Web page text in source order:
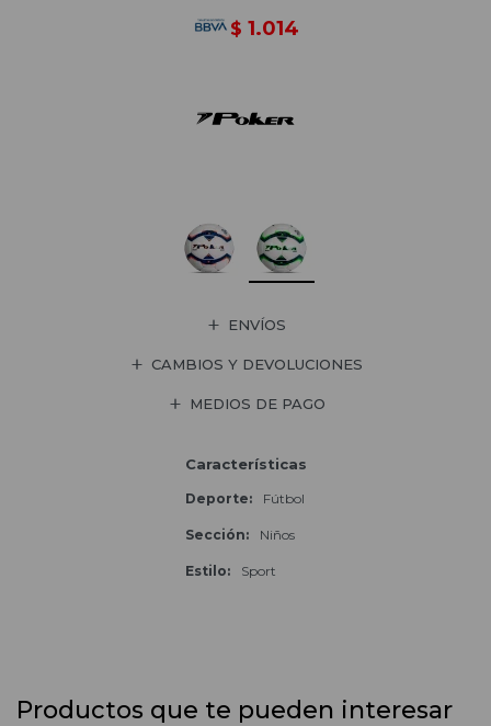
$ 1.014
ENVÍOS
CAMBIOS Y DEVOLUCIONES
MEDIOS DE PAGO
Características
Deporte Fútbol
Sección Niños
Estilo Sport
Productos que te pueden interesar